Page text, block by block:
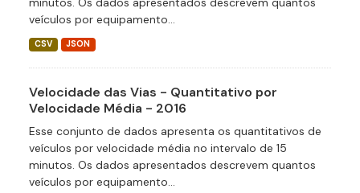
veículos por equipamento...
CSV JSON
Velocidade das Vias - Quantitativo por
Velocidade Média - 2016
Esse conjunto de dados apresenta os quantitativos de
veículos por velocidade média no intervalo de 15
minutos. Os dados apresentados descrevem quantos
veículos por equipamento...